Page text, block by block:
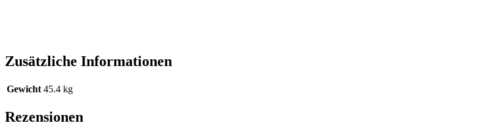
Zusätzliche Informationen
Gewicht 45.4 kg
Rezensionen